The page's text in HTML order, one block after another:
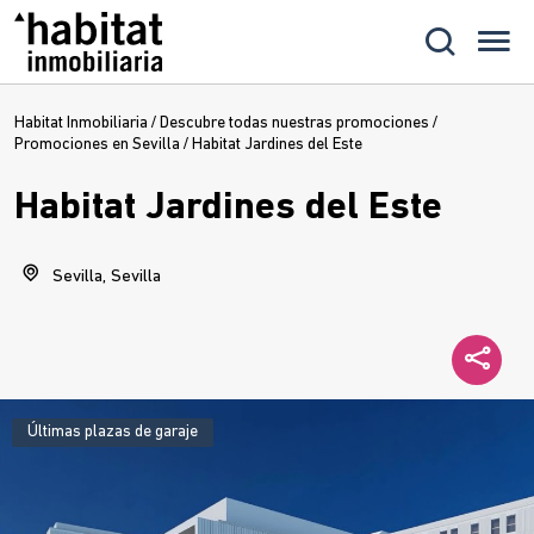
Habitat Inmobiliaria / Descubre todas nuestras promociones /
Promociones en Sevilla / Habitat Jardines del Este
Habitat Jardines del Este
Sevilla, Sevilla
Últimas plazas de garaje